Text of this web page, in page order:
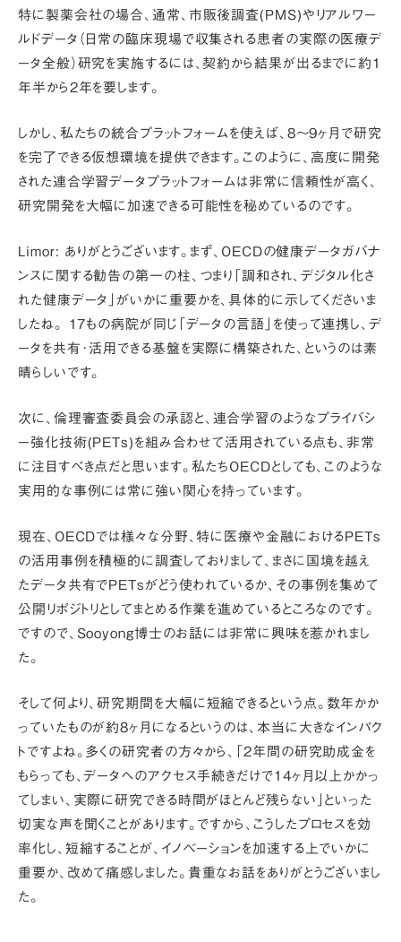
特に製薬会社の場合、通常、市販後調査(PMS)やリアルワー
ルドデータ（日常の臨床現場で収集される患者の実際の医療デ
ータ全般）研究を実施するには、契約から結果が出るまでに約1
年半から2年を要します。
しかし、私たちの統合プラットフォームを使えば、8～9ヶ月で研究
を完了できる仮想環境を提供できます。このように、高度に開発
された連合学習データプラットフォームは非常に信頼性が高く、
研究開発を大幅に加速できる可能性を秘めているのです。
Limor: ありがとうございます。まず、OECDの健康データガバナ
ンスに関する勧告の第一の柱、つまり「調和され、デジタル化さ
れた健康データ」がいかに重要かを、具体的に示してくださいま
したね。 17もの病院が同じ「データの言語」を使って連携し、デ
ータを共有･活用できる基盤を実際に構築された、というのは素
晴らしいです。
次に、倫理審査委員会の承認と、連合学習のようなプライバシ
ー強化技術(PETs)を組み合わせて活用されている点も、非常
に注目すべき点だと思います。私たちOECDとしても、このような
実用的な事例には常に強い関心を持っています。
現在、OECDでは様々な分野、特に医療や金融におけるPETs
の活用事例を積極的に調査しておりまして、まさに国境を越え
たデータ共有でPETsがどう使われているか、その事例を集めて
公開リポジトリとしてまとめる作業を進めているところなのです。
ですので、Sooyong博士のお話には非常に興味を惹かれまし
た。
そして何より、研究期間を大幅に短縮できるという点。数年かか
っていたものが約8ヶ月になるというのは、本当に大きなインパク
トですよね。多くの研究者の方々から、「2年間の研究助成金を
もらっても、データへのアクセス手続きだけで14ヶ月以上かかっ
てしまい、実際に研究できる時間がほとんど残らない」といった
切実な声を聞くことがあります。ですから、こうしたプロセスを効
率化し、短縮することが、イノベーションを加速する上でいかに
重要か、改めて痛感しました。貴重なお話をありがとうございまし
た。